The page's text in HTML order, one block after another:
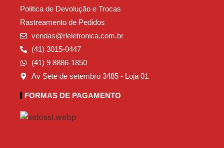
Politica de Devolução e Trocas
Rastreamento de Pedidos
vendas@rleletronica.com.br
(41) 3015-0447
(41) 9 8886-1850
Av Sete de setembro 3485 - Loja 01
FORMAS DE PAGAMENTO